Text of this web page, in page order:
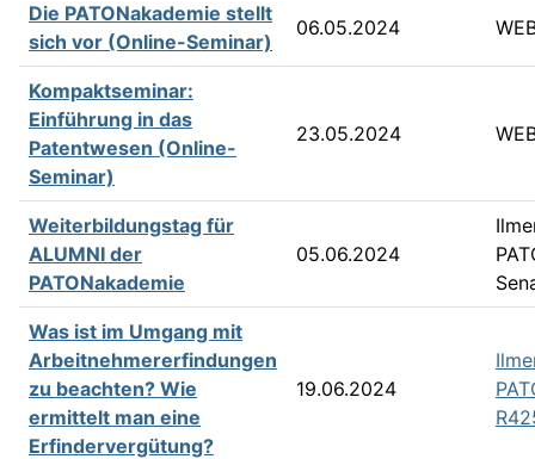
Die PATONakademie stellt
sich vor (Online-Seminar)
06.05.2024
Kompaktseminar:
Einführung in das
Patentwesen (Online-
Seminar)
23.05.2024
Weiterbildungstag für
ALUMNI der
PATONakademie
05.06.2024
Was ist im Umgang mit
Arbeitnehmererfindungen
zu beachten? Wie
ermittelt man eine
Erfindervergütung?
19.06.2024